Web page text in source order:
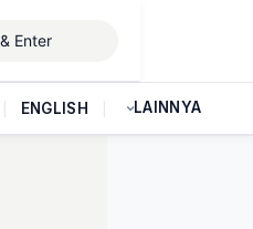
ENGLISH LAINNYA